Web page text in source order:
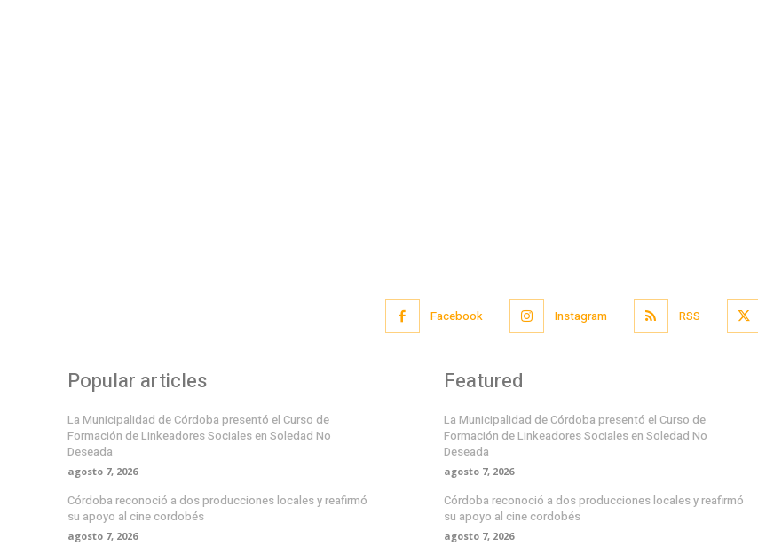
Facebook Instagram RSS
Popular articles
La Municipalidad de Córdoba presentó el Curso de
Formación de Linkeadores Sociales en Soledad No
Deseada
agosto 7, 2026
Córdoba reconoció a dos producciones locales y reafirmó
su apoyo al cine cordobés
agosto 7, 2026
Featured
La Municipalidad de Córdoba presentó el Curso de
Formación de Linkeadores Sociales en Soledad No
Deseada
agosto 7, 2026
Córdoba reconoció a dos producciones locales y reafirmó
su apoyo al cine cordobés
agosto 7, 2026